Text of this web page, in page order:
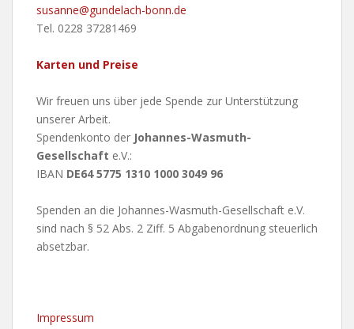
susanne@gundelach-bonn.de
Tel. 0228 37281469
Karten und Preise
Wir freuen uns über jede Spende zur Unterstützung
unserer Arbeit.
Spendenkonto der Johannes-Wasmuth-
Gesellschaft e.V.:
IBAN DE64 5775 1310 1000 3049 96
Spenden an die Johannes-Wasmuth-Gesellschaft e.V.
sind nach § 52 Abs. 2 Ziff. 5 Abgabenordnung steuerlich
absetzbar.
Impressum